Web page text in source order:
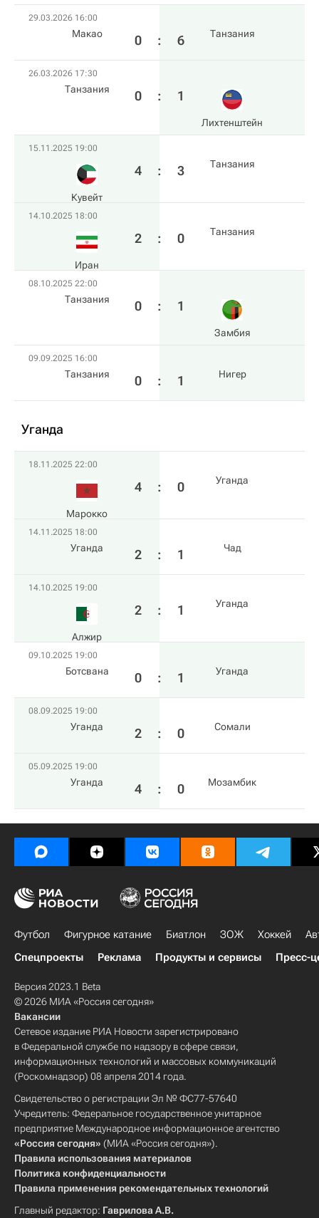
29.03.2026 16:00
Макао 0 : 6 Танзания
26.03.2026 17:30
Танзания 0 : 1
Лихтенштейн
15.11.2025 19:00
Кувейт
4 : 3 Танзания
14.10.2025 18:00
Иран
2 : 0 Танзания
08.10.2025 22:00
Танзания 0 : 1
Замбия
09.09.2025 16:00
Танзания 0 : 1 Нигер
Уганда
18.11.2025 22:00
Марокко
4 : 0 Уганда
14.11.2025 18:00
Уганда 2 : 1 Чад
14.10.2025 19:00
Алжир
2 : 1 Уганда
09.10.2025 19:00
Ботсвана 0 : 1 Уганда
08.09.2025 19:00
Уганда 2 : 0 Сомали
05.09.2025 19:00
Уганда 4 : 0 Мозамбик
Футбол Фигурное катание Биатлон ЗОЖ Хоккей
Спецпроекты
Реклама Продукты и сервисы Пресс-
Версия 2023.1 Beta
© 2026 МИА «Россия сегодня»
Вакансии
Сетевое издание РИА Новости зарегистрировано
в Федеральной службе по надзору в сфере связи,
информационных технологий и массовых коммуникаций
(Роскомнадзор) 08 апреля 2014 года.
Свидетельство о регистрации Эл № ФС77-57640
Учредитель: Федеральное государственное унитарное
предприятие Международное информационное агентство
«Россия сегодня» (МИА «Россия сегодня»).
Правила использования материалов
Политика конфиденциальности
Правила применения рекомендательных технологий
Главный редактор: Гаврилова А.В.